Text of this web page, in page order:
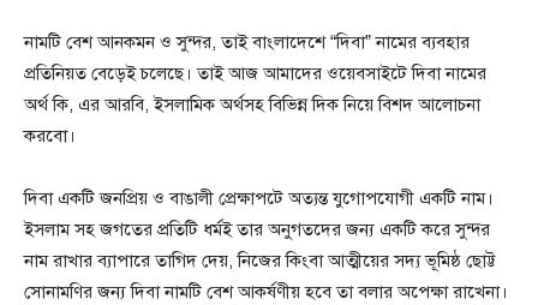
নামটি বেশ আনকমন ও সুন্দর, তাই বাংলাদেশে “দিবা” নামের ব্যবহার
প্রতিনিয়ত বেড়েই চলেছে। তাই আজ আমাদের ওয়েবসাইটে দিবা নামের
অর্থ কি, এর আরবি, ইসলামিক অর্থসহ বিভিন্ন দিক নিয়ে বিশদ আলোচনা
করবো।
দিবা একটি জনপ্রিয় ও বাঙালী প্রেক্ষাপটে অত্যন্ত যুগোপযোগী একটি নাম।
ইসলাম সহ জগতের প্রতিটি ধর্মই তার অনুগতদের জন্য একটি করে সুন্দর
নাম রাখার ব্যাপারে তাগিদ দেয়, নিজের কিংবা আত্মীয়ের সদ্য ভূমিষ্ঠ ছোট্ট
সোনামণির জন্য দিবা নামটি বেশ আকর্ষণীয় হবে তা বলার অপেক্ষা রাখেনা।